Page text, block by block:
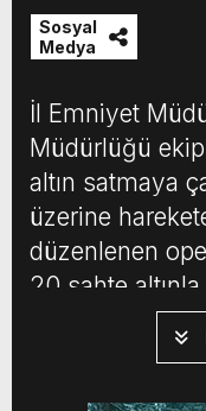
Sosyal
Medya
İl Emniyet
Müdürlüğü
altın satmaya
üzerine
düzenlenen
20 sahte
Kuyumcuya
3 kişinin sahte